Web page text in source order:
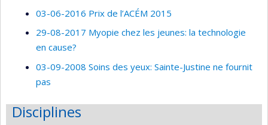
03-06-2016 Prix de l’ACÉM 2015
29-08-2017 Myopie chez les jeunes: la technologie
en cause?
03-09-2008 Soins des yeux: Sainte-Justine ne fournit
pas
Disciplines